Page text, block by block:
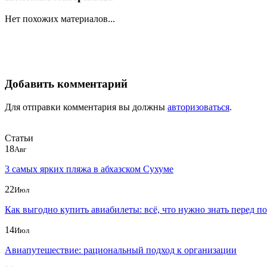
Нет похожих материалов...
Добавить комментарий
Для отправки комментария вы должны авторизоваться.
Статьи
18Авг
3 самых ярких пляжа в абхазском Сухуме
22Июл
Как выгодно купить авиабилеты: всё, что нужно знать перед
14Июл
Авиапутешествие: рациональный подход к организации